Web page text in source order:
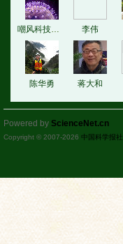
嘲风科技动漫 李伟
陈华勇 蒋大和
Powered by ScienceNet.cn
Copyright © 2007-2026 中国科学报社